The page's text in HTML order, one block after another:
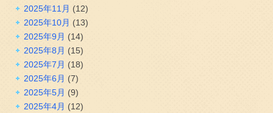
2025年11月 (12)
2025年10月 (13)
2025年9月 (14)
2025年8月 (15)
2025年7月 (18)
2025年6月 (7)
2025年5月 (9)
2025年4月 (12)